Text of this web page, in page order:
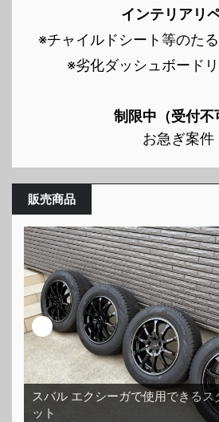
インテリアリ
※チャイルドシート等のた
※劣化ダッシュボード
制限中（受付不
お急ぎ案件
販売商品
スバル エクシーガで使用できるス
ット